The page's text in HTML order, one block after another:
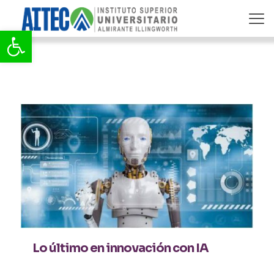
Abrir barra de herramientas
Lo último en innovación con IA